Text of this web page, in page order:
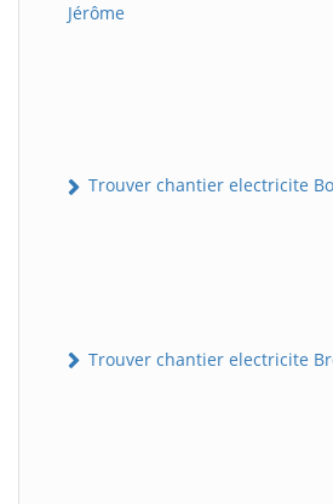
Jérôme
Trouver chantier electricite
Trouver chantier electricite